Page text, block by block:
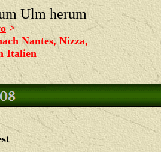
Ulm herum
>
Nantes, Nizza,
Italien